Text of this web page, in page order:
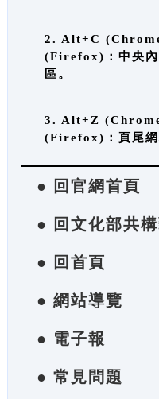
2. Alt+C
(Firefox)：中央內
區。
3. Alt+Z
(Firefox)：頁尾網
● 回官網首頁
● 回文化部共
● 回首頁
● 網站導覽
● 電子報
● 常見問題